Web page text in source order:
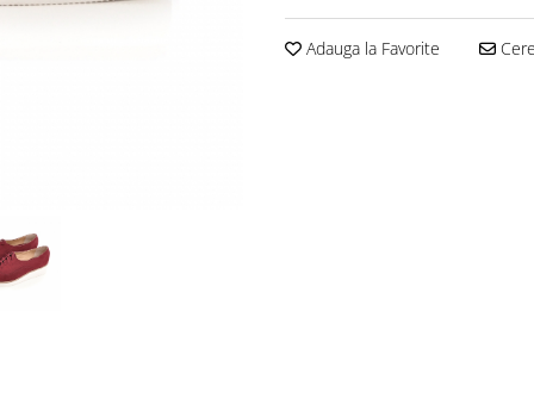
Adauga la Favorite